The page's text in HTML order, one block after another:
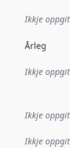
Ikkje
:
Årleg
Denne datoen
Ikkje
Ikkje
Ikkje